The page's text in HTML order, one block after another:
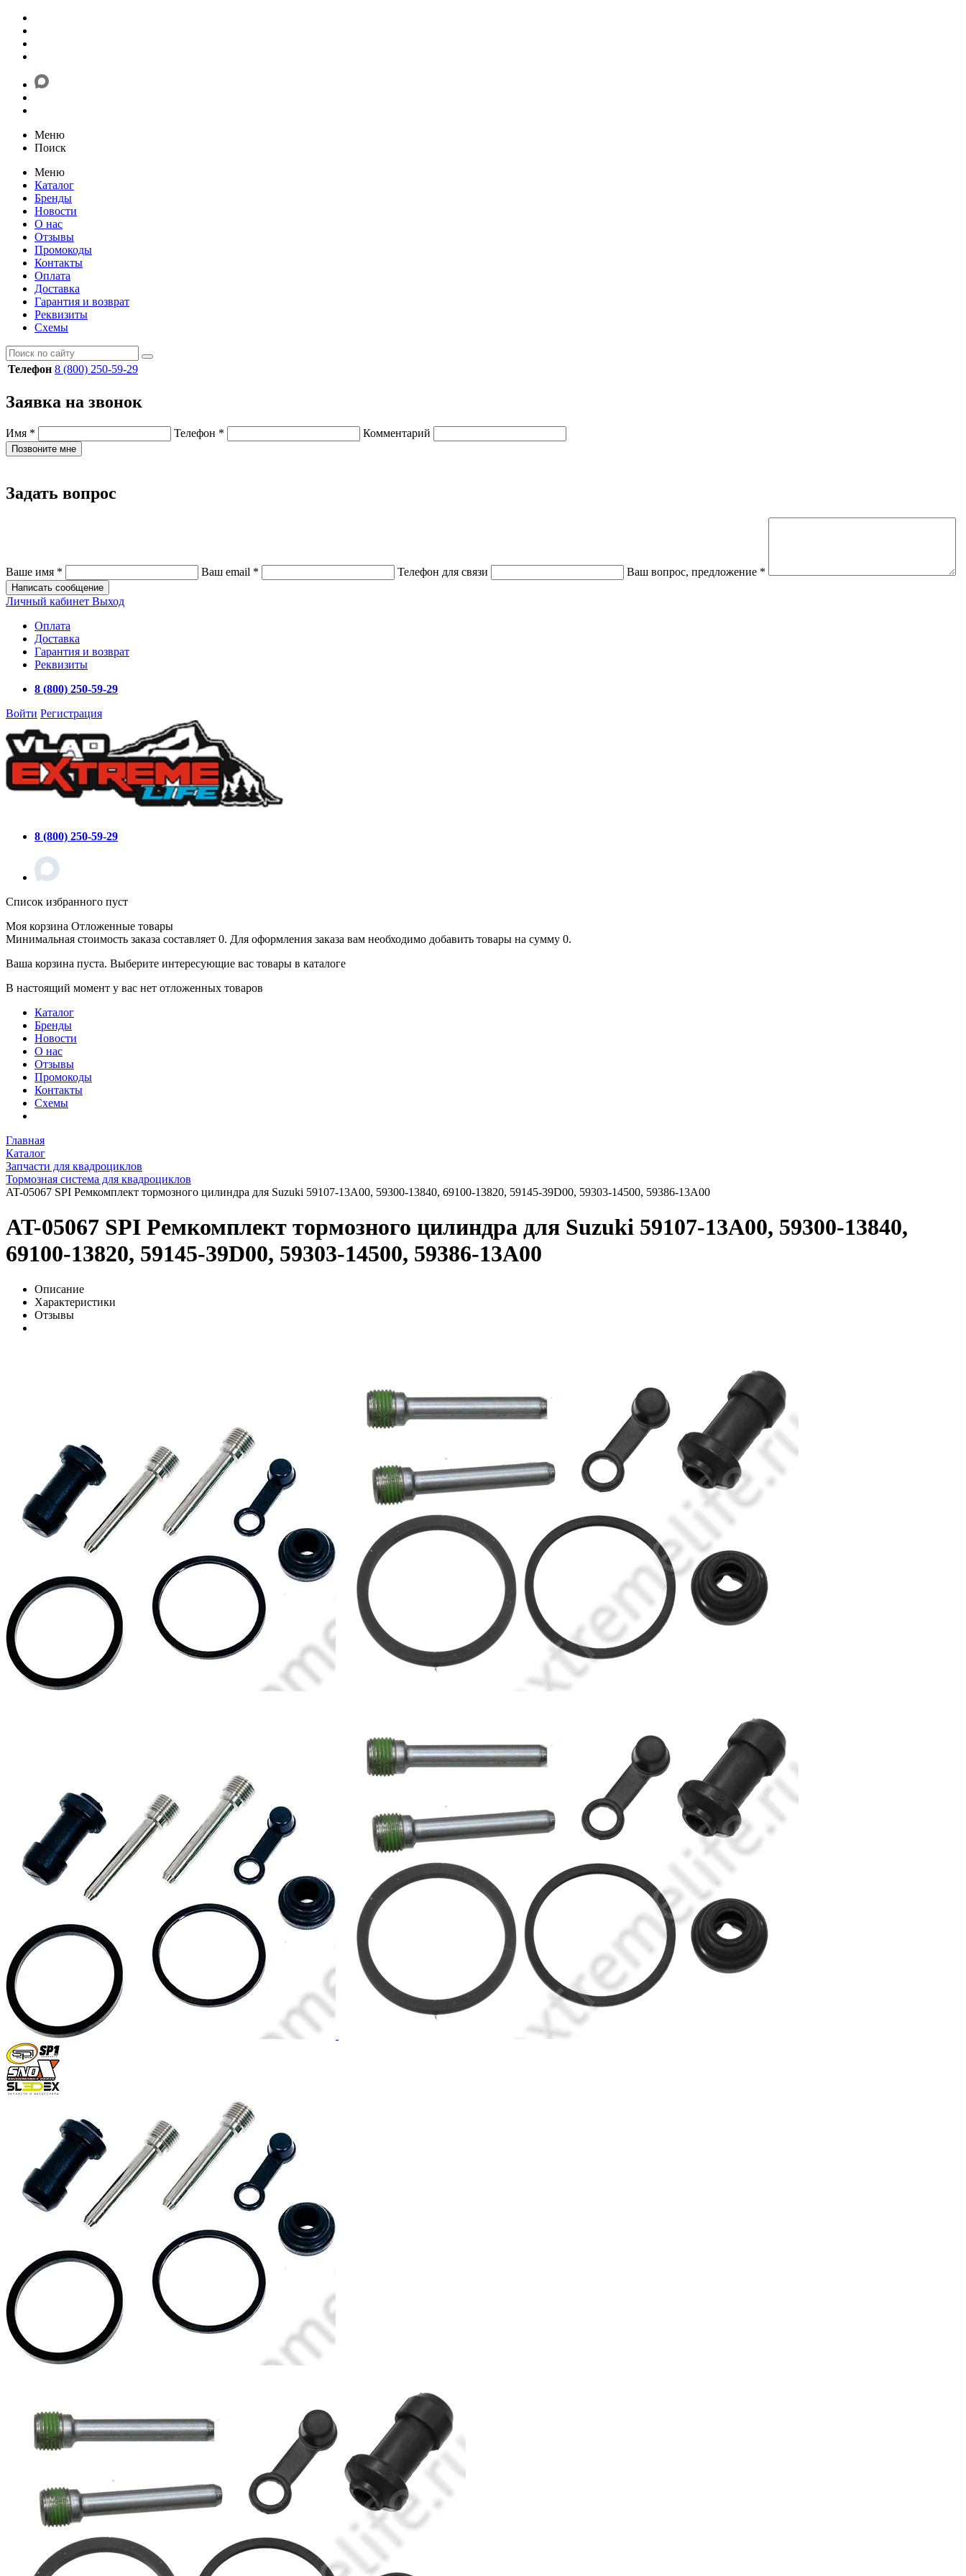
Меню
Поиск
Меню
Каталог
Бренды
Новости
О нас
Отзывы
Промокоды
Контакты
Оплата
Доставка
Гарантия и возврат
Реквизиты
Схемы
Телефон 8 (800) 250-59-29
Заявка на звонок
Имя * Телефон * Комментарий
Позвоните мне
Задать вопрос
Ваше имя * Ваш email * Телефон для связи Ваш вопрос, предложение *
Написать сообщение
Личный кабинет Выход
Оплата
Доставка
Гарантия и возврат
Реквизиты
8 (800) 250-59-29
Войти Регистрация
8 (800) 250-59-29
Список избранного пуст
Моя корзина Отложенные товары
Минимальная стоимость заказа составляет 0. Для оформления заказа вам необходимо добавить товары на сумму 0.
Ваша корзина пуста. Выберите интересующие вас товары в каталоге
В настоящий момент у вас нет отложенных товаров
Каталог
Бренды
Новости
О нас
Отзывы
Промокоды
Контакты
Схемы
Главная
Каталог
Запчасти для квадроциклов
Тормозная система для квадроциклов
AT-05067 SPI Ремкомплект тормозного цилиндра для Suzuki 59107-13A00, 59300-13840, 69100-13820, 59145-39D00, 59303-14500, 59386-13A00
AT-05067 SPI Ремкомплект тормозного цилиндра для Suzuki 59107-13A00, 59300-13840,
69100-13820, 59145-39D00, 59303-14500, 59386-13A00
Описание
Характеристики
Отзывы